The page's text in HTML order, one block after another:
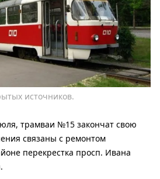
источников.
трамваи №15 закончат свою
связаны с ремонтом
перекрестка просп. Ивана